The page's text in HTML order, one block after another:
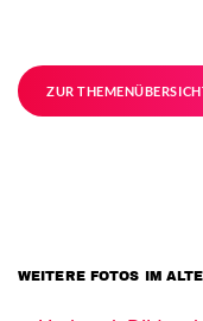
ZUR
WEITERE FOTOS IM